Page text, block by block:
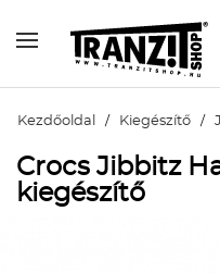
Kezdőoldal / Kiegészítő /
Crocs Jibbitz
kiegészítő